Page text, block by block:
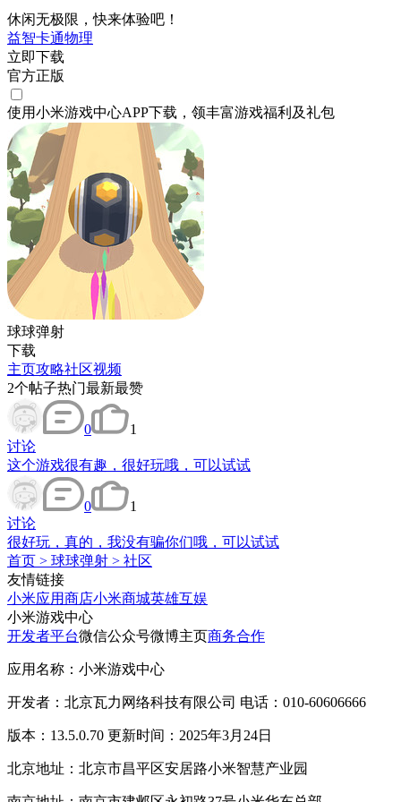
休闲无极限，快来体验吧！
益智卡通物理
立即下载
官方正版
使用小米游戏中心APP下载 ，领丰富游戏福利 及礼包
球球弹射
下载
主页攻略社区视频
2个帖子热门最新最赞
0
1
讨论
这个游戏很有趣，很好玩哦，可以试试
0
1
讨论
很好玩，真的，我没有骗你们哦，可以试试
首页 > 球球弹射 > 社区
友情链接
小米应用商店小米商城英雄互娱
小米游戏中心
开发者平台微信公众号微博主页商务合作
应用名称：小米游戏中心
开发者：北京瓦力网络科技有限公司 电话：010-60606666
版本：13.5.0.70 更新时间：2025年3月24日
北京地址：北京市昌平区安居路小米智慧产业园